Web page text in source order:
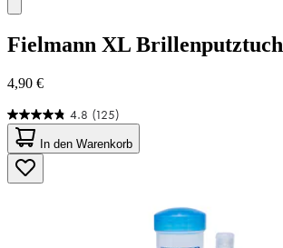
Fielmann XL Brillenputztuch
4,90 €
4.8 (125)
4.8
von
5
Sternen.
125
In den Warenkorb